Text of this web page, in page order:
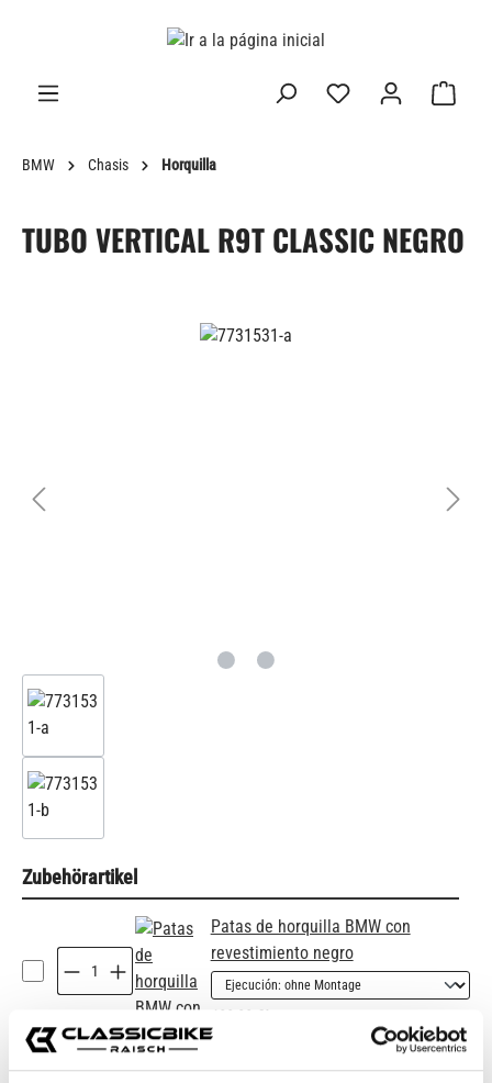
BMW Chasis Horquilla
TUBO VERTICAL R9T CLASSIC NEGRO
Omitir galería de imágenes
Zubehörartikel
Patas de horquilla BMW con
revestimiento negro
180,00 €*
329,00 €*